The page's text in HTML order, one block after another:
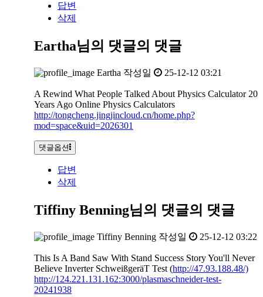
답변
삭제
Eartha님의 댓글의 댓글
Eartha 작성일 25-12-12 03:21
A Rewind What People Talked About Physics Calculator 20
Years Ago Online Physics Calculators
http://tongcheng.jingjincloud.cn/home.php?
mod=space&uid=2026301
댓글옵션
답변
삭제
Tiffiny Benning님의 댓글의 댓글
Tiffiny Benning 작성일 25-12-12 03:22
This Is A Band Saw With Stand Success Story You'll Never
Believe Inverter SchweißgeräT Test (http://47.93.188.48/)
http://124.221.131.162:3000/plasmaschneider-test-
20241938